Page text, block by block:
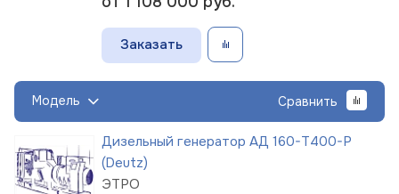
Заказать
Модель Сравнить
Дизельный генератор АД 160-Т400-Р
(Deutz)
ЭТРО